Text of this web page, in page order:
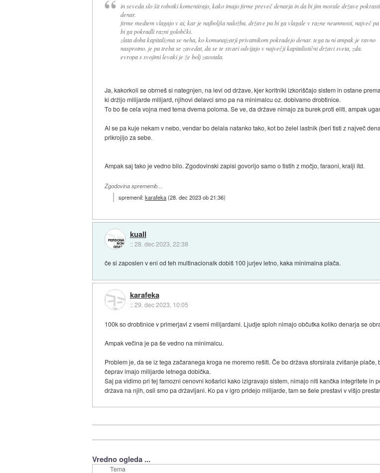
in seveda slo šit robotki komentirajo, kako imajo firme preveč denarja in da bi jim morale države pokrasti
denar.
firme medtem vlagajo v ai, kar je najboljša naložba. države pa bi ga vlagale v razne neumnosti, največ pa
bi ga pokradli razni golobčki.
zlata doba kapitalizma se neha, ko komunajzarji privatnikom pokradejo denar. tega tu ni ampak je ravno
nasprotno. je pa treba se zavedat, da se te stvari odvijajo v največji kapitalistični državi sveta, zda.
evropa s svojimi levaki je že bolj zaostala.
Ja, kakorkoli se obrneš si nategnjen, na levi od države, kjer koritniki izkoriščajo sistem in ostane
ki držijo milijarde milijard, njihovi delavci smo pa na minimalcu oz. dobivamo drobtinice.
To bo še cela vojna med tema dvema poloma. Se ve, da države nimajo za burek proti eliti, ampak
AI se pa kuje nekam v nebo, vendar bo delala natanko tako, kot bo želel lastnik (beri tisti z največ
prikrojijo za sebe.
Ampak saj tako je vedno bilo. Zgodovinski zapisi govorijo samo o tistih z močjo, faraoni, kralji itd.
Zgodovina sprememb…
spremenil:karafeka(28. dec 2023 ob 21:36)
kuall
::28. dec 2023, 22:38
če si zaposlen v eni od teh multinacionalk dobiš 100 jurjev letno, kaka minimalna plača.
karafeka
::29. dec 2023, 10:05
100k so drobtinice v primerjavi z vsemi milijardami. Ljudje sploh nimajo občutka koliko denarja se
Ampak večina je pa še vedno na minimalcu.
Problem je, da se iz tega začaranega kroga ne moremo rešiti. Če bo država sforsirala zvišanje
čeprav imajo milijarde letnega dobička.
Saj pa vidimo pri tej famozni cenovni košarici kako izigravajo sistem, nimajo niti kančka integritete in
država na njih, osli smo pa državljani. Ko pa v igro pridejo milijarde, tam se šele prestavi v višjo
Vredno ogleda ...
Tema